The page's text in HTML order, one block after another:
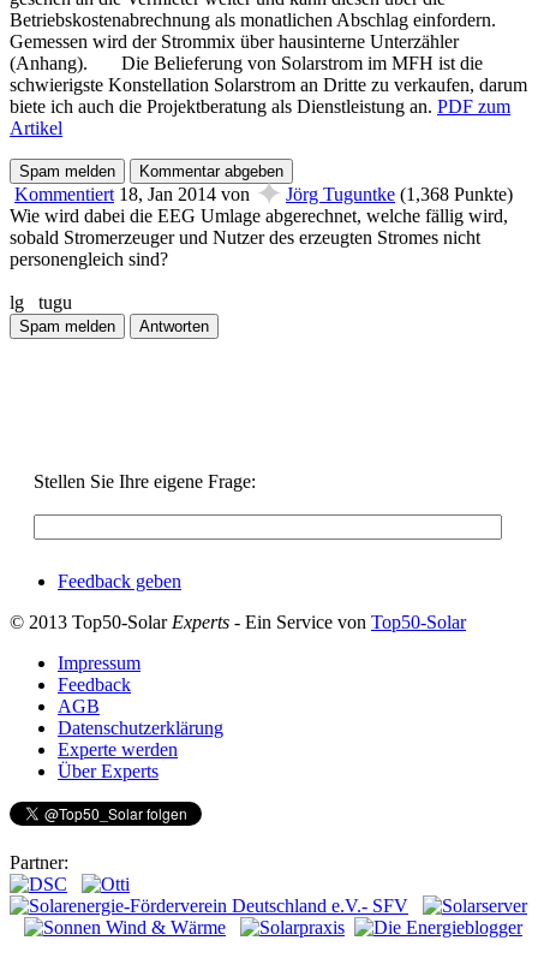
Betriebskostenabrechnung als monatlichen Abschlag einfordern.
Gemessen wird der Strommix über hausinterne Unterzähler
(Anhang). Die Belieferung von Solarstrom im MFH ist die
schwierigste Konstellation Solarstrom an Dritte zu verkaufen, darum
biete ich auch die Projektberatung als Dienstleistung an. PDF zum
Artikel
Kommentiert 18, Jan 2014 von ✦Jörg Tuguntke (1,368 Punkte)
Wie wird dabei die EEG Umlage abgerechnet, welche fällig wird,
sobald Stromerzeuger und Nutzer des erzeugten Stromes nicht
personengleich sind?
lg tugu
Stellen Sie Ihre eigene Frage:
Feedback geben
© 2013 Top50-Solar Experts - Ein Service von Top50-Solar
Impressum
Feedback
AGB
Datenschutzerklärung
Experte werden
Über Experts
Partner: